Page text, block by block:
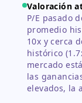
Valoración
P/E pasado
promedio
10x y cerca
histórico
mercado
las
elevados, la